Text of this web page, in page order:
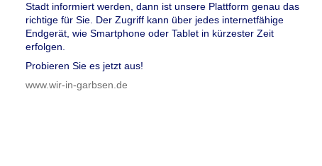
Stadt informiert werden, dann ist unsere Plattform genau das
richtige für Sie. Der Zugriff kann über jedes internetfähige
Endgerät, wie Smartphone oder Tablet in kürzester Zeit
erfolgen.
Probieren Sie es jetzt aus!
www.wir-in-garbsen.de